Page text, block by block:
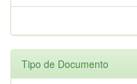
Tipo de Documento